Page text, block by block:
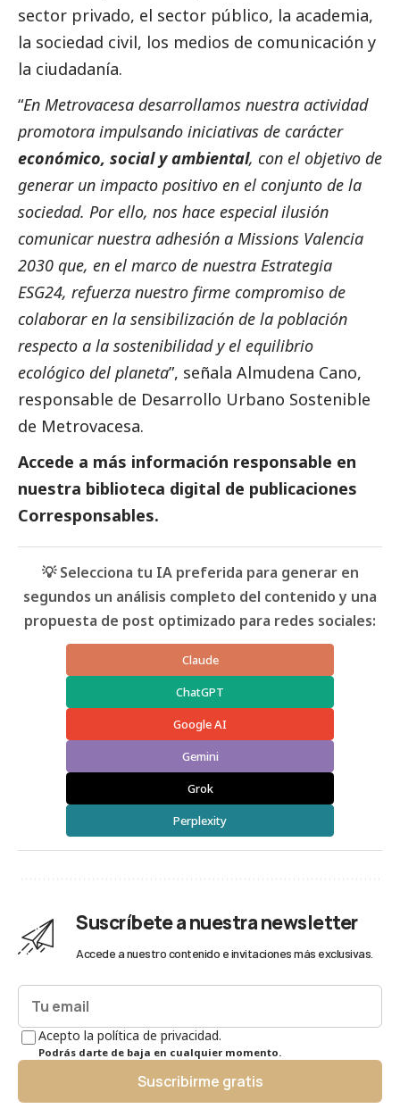
sector privado, el sector público, la academia,
la sociedad civil, los medios de comunicación y
la ciudadanía.
“En Metrovacesa desarrollamos nuestra actividad
promotora impulsando iniciativas de carácter
económico, socialy ambiental, con el objetivo de
generar un impacto positivo en el conjunto de la
sociedad. Por ello, nos hace especial ilusión
comunicar nuestra adhesión a Missions Valencia
2030 que, en el marco de nuestra Estrategia
ESG24, refuerza nuestro firme compromiso de
colaborar en la sensibilización de la población
respecto a la sostenibilidad y el equilibrio
ecológico del planeta”, señala Almudena Cano,
responsable de Desarrollo Urbano Sostenible
de Metrovacesa.
Accede a más información responsable en
nuestra biblioteca digital de publicaciones
Corresponsables.
💡 Selecciona tu IA preferida para generar en
segundos un análisis completo del contenido y una
propuesta de post optimizado para redes sociales:
Claude
ChatGPT
Google AI
Gemini
Grok
Perplexity
Suscríbete a nuestra newsletter
Accede a nuestro contenido e invitaciones más exclusivas.
Acepto la política de privacidad.
Podrás darte de baja en cualquier momento.
Suscribirme gratis